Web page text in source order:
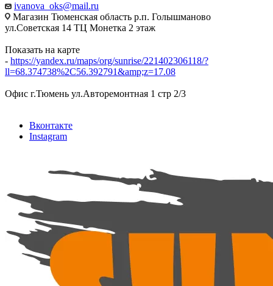
ivanova_oks@mail.ru
Магазин Тюменская область р.п. Голышманово
ул.Советская 14 ТЦ Монетка 2 этаж
Показать на карте
- https://yandex.ru/maps/org/sunrise/221402306118/?
ll=68.374738%2C56.392791&amp;z=17.08
Офис г.Тюмень ул.Авторемонтная 1 стр 2/3
Вконтакте
Instagram